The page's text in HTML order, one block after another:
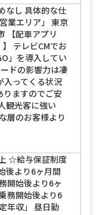
なし 具体的な仕
業エリア」 東京
【配車アプリ
】 テレビCMでお
」を導入してい
ドの影響力は凄
入ってくる状況
りますのでご安
観光客に強い
層のお客様より
☆給与保証制度
後より6ヶ月間
開始後より6ヶ
務開始後より6
年収」 昼日勤